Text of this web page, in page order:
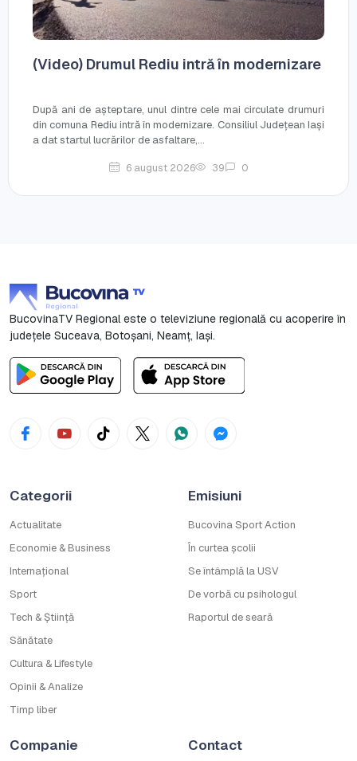
(Video) Drumul Rediu intră în modernizare
După ani de așteptare, unul dintre cele mai circulate drumuri
din comuna Rediu intră în modernizare. Consiliul Județean Iași
a dat startul lucrărilor de asfaltare,...
6 august 2026 39 0
BucovinaTV Regional este o televiziune regională cu acoperire în
județele Suceava, Botoşani, Neamț, Iași.
Categorii
Actualitate
Economie & Business
Internațional
Sport
Tech & Știință
Sănătate
Cultura & Lifestyle
Opinii & Analize
Timp liber
Emisiuni
Bucovina Sport Action
În curtea școlii
Se întâmplă la USV
De vorbă cu psihologul
Raportul de seară
Companie Contact